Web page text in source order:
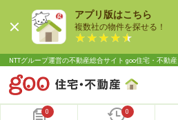
アプリ版はこちら
複数社の物件を探せる！
NTTグループ運営の不動産総合サイト goo住宅・不動産
0 0